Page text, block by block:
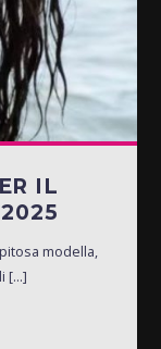
IL
modella,
[...]